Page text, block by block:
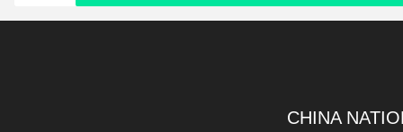
CHINA